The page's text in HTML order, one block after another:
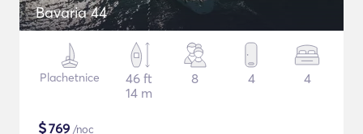
Bavaria 44
Plachetnice
46 ft
14 m
8 4 4
$769 /noc